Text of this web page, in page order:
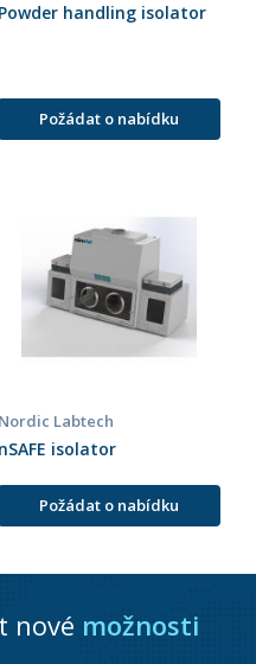
Powder handling isolator
Požádat o nabídku
Nordic Labtech
nSAFE isolator
Požádat o nabídku
nové možnosti